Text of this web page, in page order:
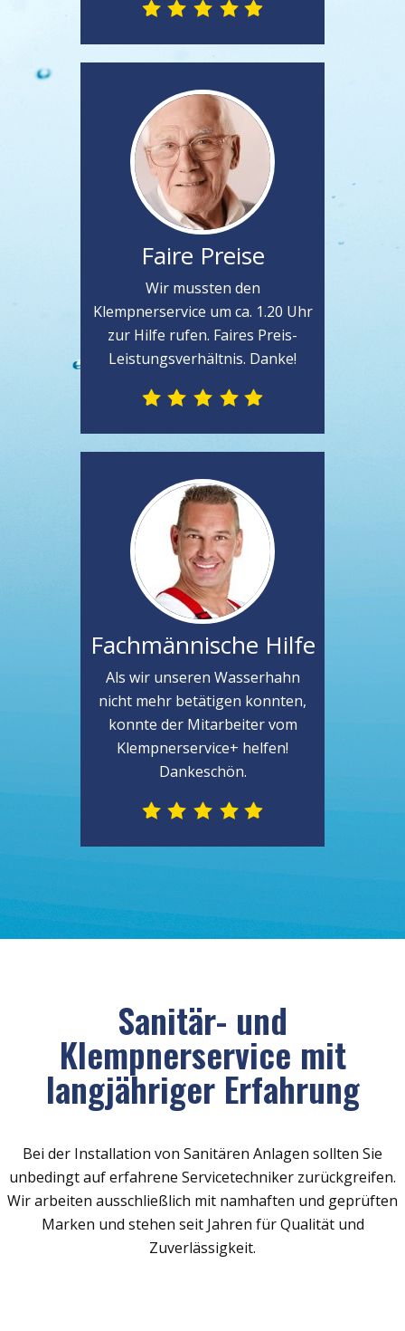
Faire Preise
Wir mussten den
Klempnerservice um ca. 1.20 Uhr
zur Hilfe rufen. Faires Preis-
Leistungsverhältnis. Danke!
Fachmännische Hilfe
Als wir unseren Wasserhahn
nicht mehr betätigen konnten,
konnte der Mitarbeiter vom
Klempnerservice+ helfen!
Dankeschön.
Sanitär- und
Klempnerservice mit
langjähriger Erfahrung
Bei der Installation von Sanitären Anlagen sollten Sie
unbedingt auf erfahrene Servicetechniker zurückgreifen.
Wir arbeiten ausschließlich mit namhaften und geprüften
Marken und stehen seit Jahren für Qualität und
Zuverlässigkeit.